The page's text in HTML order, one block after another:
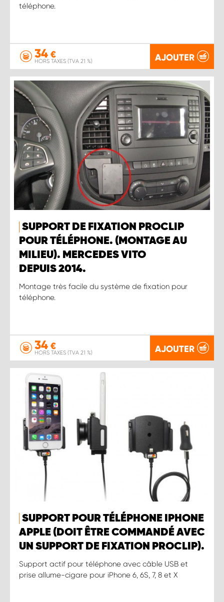
téléphone.
34 €
HORS TAXES (TVA 21 %) AJOUTER
SUPPORT DE FIXATION PROCLIP
POUR TÉLÉPHONE. (MONTAGE AU
MILIEU). MERCEDES VITO
DEPUIS 2014.
Montage très facile du système de fixation pour
téléphone.
34 €
HORS TAXES (TVA 21 %) AJOUTER
SUPPORT POUR TÉLÉPHONE IPHONE
APPLE (DOIT ÊTRE COMMANDÉ AVEC
UN SUPPORT DE FIXATION PROCLIP).
Support actif pour téléphone avec câble USB et
prise allume-cigare pour iPhone 6, 6S, 7, 8 et X